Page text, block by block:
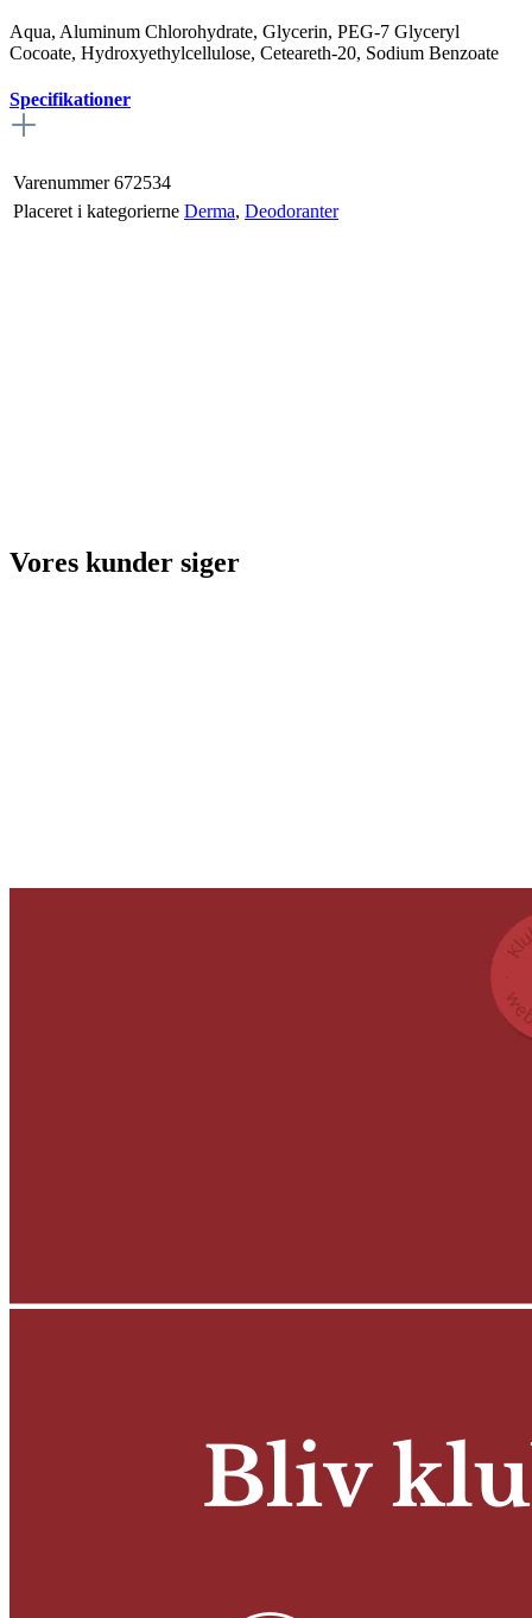
Aqua, Aluminum Chlorohydrate, Glycerin, PEG-7 Glyceryl
Cocoate, Hydroxyethylcellulose, Ceteareth-20, Sodium Benzoate
Specifikationer
Varenummer 672534
Placeret i kategorierne Derma, Deodoranter
Vores kunder siger